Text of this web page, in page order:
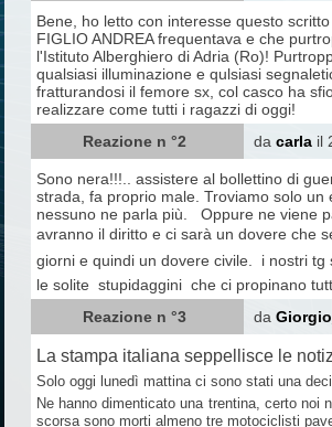
Bene, ho letto con interesse questo
FIGLIO ANDREA frequentava e che
l'Istituto Alberghiero di Adria (Ro)!
qualsiasi illuminazione e qulsiasi
fratturandosi il femore sx, col casco ha
realizzare come tutti i ragazzi di oggi!
Reazione n °2
da carla il
Sono nera!!!.. assistere al bollettino di
strada, fa proprio male. Troviamo solo
nessuno ne parla più. Oppure ne viene
avranno il diritto e ci sarà un dovere che
giorni e quindi un dovere civile. i nostri
le solite stupidaggini che ci propinano
Reazione n °3
da
La stampa italiana seppellisce le
Solo oggi lunedì mattina ci sono stati una
Ne hanno dimenticato una trentina, certo
scorsa sono morti almeno tre motociclisti